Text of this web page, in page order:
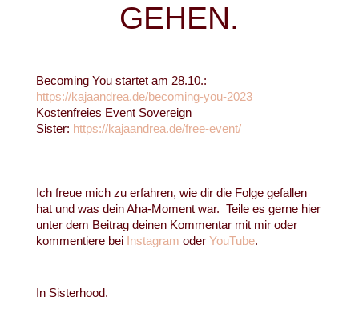
EHEN.
Becoming You startet am 28.10.:
https://kajaandrea.de/becoming-you-2023
Kostenfreies Event Sovereign
Sister: https://kajaandrea.de/free-event/
Ich freue mich zu erfahren, wie dir die Folge gefallen
hat und was dein Aha-Moment war. Teile es gerne hier
unter dem Beitrag deinen Kommentar mit mir oder
kommentiere bei Instagram oder YouTube.
In Sisterhood.